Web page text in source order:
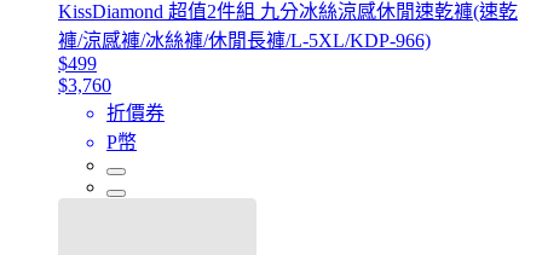
KissDiamond 超值2件組 九分冰絲涼感休閒速乾褲(速乾
褲/涼感褲/冰絲褲/休閒長褲/L-5XL/KDP-966)
$499
$3,760
折價券
P幣